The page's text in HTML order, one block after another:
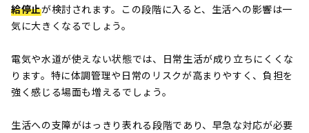
給停止が検討されます。この段階に入ると、生活への影響は一
気に大きくなるでしょう。
電気や水道が使えない状態では、日常生活が成り立ちにくくな
ります。特に体調管理や日常のリスクが高まりやすく、負担を
強く感じる場面も増えるでしょう。
生活への支障がはっきり表れる段階であり、早急な対応が必要